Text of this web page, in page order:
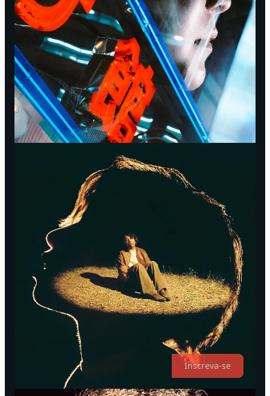
coração aceita como verdade. É, como o Rafa Lopes bem
definiu, uma técnica orgânica: as bordas se fundem
quimicamente, algo que o digital raramente consegue emular
com a mesma alma.
O Que Aprendemos com os Dois?
Seja você um purista do preto e branco ou um explorador de
cores experimentais, a lição é a mesma:
Domine o Studium:Conheça sua ferramenta. Damm
latitude de seu filme Cinestill. Sem técnica, não há palco
Busque o Punctum:
Não se contente com a foto
“correta”. Procure o detalhe que desestabiliza. Pode ser
um cachorro atravessando uma parada militar (como
Damm adoraria) ou a fusão perfeita de uma lágrima com
uma gota de chuva em dupla exposição (como Linus
faria).
A fotografia não é sobre o que está na frente da lente. É sobre o
que fica na sua memória depois que você fecha os olhos.
Voluntas Vult!
A OBSCURA é a maior newsletter de fotografia do Brasil.
Inscreva-se agora!
Inscreva-se